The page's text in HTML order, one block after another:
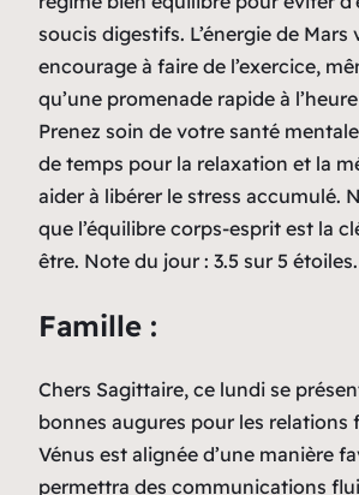
soucis digestifs. L’énergie de Mars
encourage à faire de l’exercice,
qu’une promenade rapide à
Prenez soin de votre santé
de temps pour la relaxation et la
aider à libérer le stress accumulé.
que l’équilibre corps-esprit est la
être. Note du jour : 3.5 sur 5 étoiles.
Famille :
Chers Sagittaire, ce lundi se
bonnes augures pour les relations
Vénus est alignée d’une manière
permettra des communications